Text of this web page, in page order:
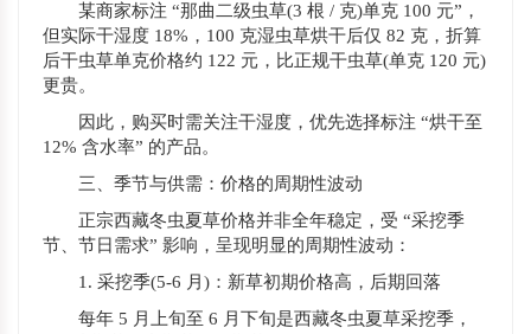
某商家标注 “那曲二级虫草(3 根 / 克)单克 100 元”，
但实际干湿度 18%，100 克湿虫草烘干后仅 82 克，折算
后干虫草单克价格约 122 元，比正规干虫草(单克 120 元)
更贵。
因此，购买时需关注干湿度，优先选择标注 “烘干至
12% 含水率” 的产品。
三、季节与供需：价格的周期性波动
正宗西藏冬虫夏草价格并非全年稳定，受 “采挖季
节、节日需求” 影响，呈现明显的周期性波动：
1. 采挖季(5-6 月)：新草初期价格高，后期回落
每年 5 月上旬至 6 月下旬是西藏冬虫夏草采挖季，